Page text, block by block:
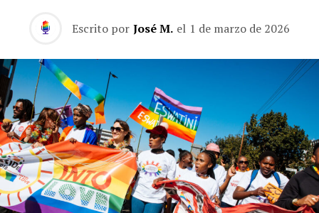
Escrito por José M. el 1 de marzo de 2026